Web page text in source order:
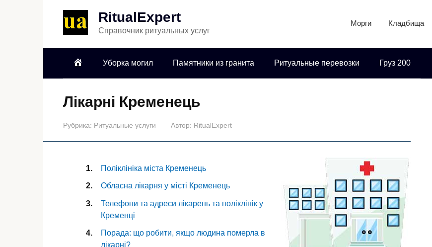
RitualExpert
Справочник ритуальных услуг
Морги Кладбища
Уборка могил Памятники из гранита Ритуальные перевозки Груз 200
Лікарні Кременець
Рубрика: Ритуальные услуги Автор: RitualExpert
Поліклініка міста Кременець
Обласна лікарня у місті Кременець
Телефони та адреси лікарень та поліклінік у
Кременці
Порада: що робити, якщо людина померла в
лікарні?